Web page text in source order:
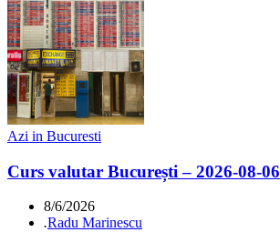
Azi in Bucuresti
Curs valutar București – 2026-08-06
8/6/2026
.Radu Marinescu